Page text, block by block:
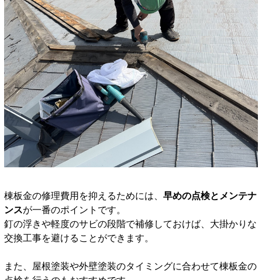
棟板金の修理費用を抑えるためには、 早めの点検とメンテナ
ンスが一番のポイントです。
釘の浮きや軽度のサビの段階で補修しておけば、大掛かりな
交換工事を避けることができます。
また、屋根塗装や外壁塗装のタイミングに合わせて棟板金の